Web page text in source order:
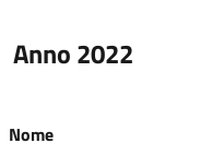
Anno 2022
Nome